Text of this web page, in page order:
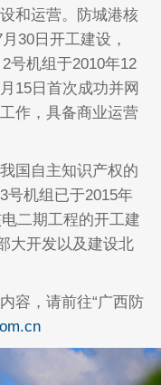
和运营。防城港核
30日开工建设，
号机组于2010年12
15日首次成功并网
作，具备商业运营
国自主知识产权的
机组已于2015年
二期工程的开工建
大开发以及建设北
容，请前往“广西防